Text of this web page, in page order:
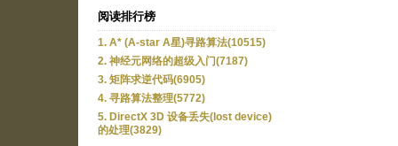
阅读排行榜
1. A* (A-star A星)寻路算法(10515)
2. 神经元网络的超级入门(7187)
3. 矩阵求逆代码(6905)
4. 寻路算法整理(5772)
5. DirectX 3D 设备丢失(lost device)
的处理(3829)